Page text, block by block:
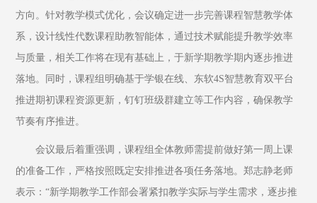
方向。针对教学模式优化，会议确定进一步完善课程智慧教学体
系，设计线性代数课程助教智能体，通过技术赋能提升教学效率
与质量，相关工作将在现有基础上，于新学期教学期内逐步推进
落地。同时，课程组明确基于学银在线、东软4S智慧教育双平台
推进期初课程资源更新，钉钉班级群建立等工作内容，确保教学
节奏有序推进。
会议最后着重强调，课程组全体教师需提前做好第一周上课
的准备工作，严格按照既定安排推进各项任务落地。郑志静老师
表示：“新学期教学工作部会署紧扣教学实际与学生需求，逐步推